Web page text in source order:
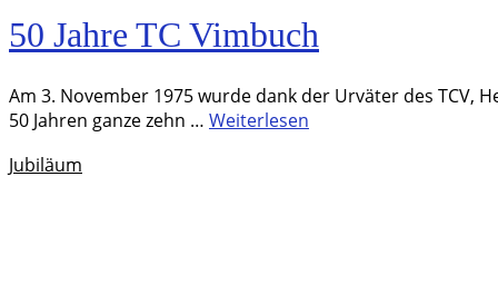
50 Jahre TC Vimbuch
Am 3. November 1975 wurde dank der Urväter des TCV,
50 Jahren ganze zehn … Weiterlesen
Jubiläum